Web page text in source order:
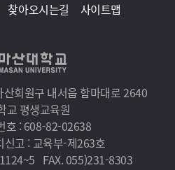
찾아오시는길 사이트맵
회원구 내서읍 함마대로 2640
교 평생교육원
호 : 608-82-02638
신고 : 교육부-제263호
FAX. 055)231-8303